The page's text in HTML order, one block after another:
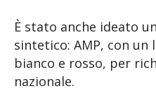
È stato anche ideato
sintetico: AMP, con
bianco e rosso, per
nazionale.